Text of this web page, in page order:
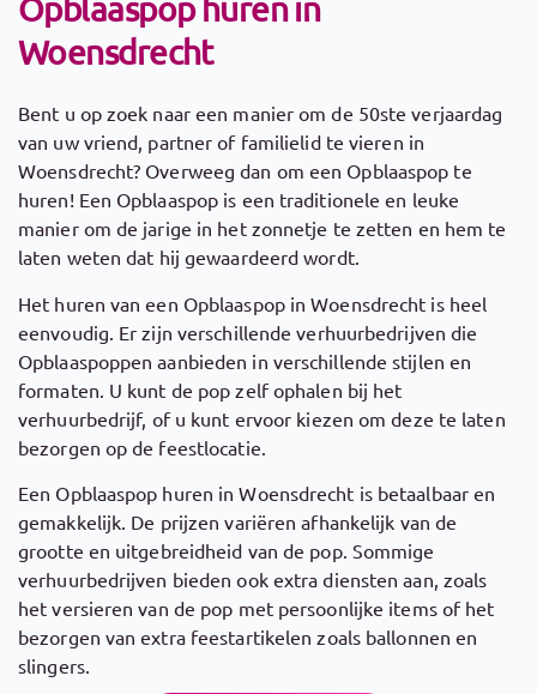
Opblaaspop huren in
Woensdrecht
Bent u op zoek naar een manier om de 50ste verjaardag
van uw vriend, partner of familielid te vieren in
Woensdrecht? Overweeg dan om een Opblaaspop te
huren! Een Opblaaspop is een traditionele en leuke
manier om de jarige in het zonnetje te zetten en hem te
laten weten dat hij gewaardeerd wordt.
Het huren van een Opblaaspop in Woensdrecht is heel
eenvoudig. Er zijn verschillende verhuurbedrijven die
Opblaaspoppen aanbieden in verschillende stijlen en
formaten. U kunt de pop zelf ophalen bij het
verhuurbedrijf, of u kunt ervoor kiezen om deze te laten
bezorgen op de feestlocatie.
Een Opblaaspop huren in Woensdrecht is betaalbaar en
gemakkelijk. De prijzen variëren afhankelijk van de
grootte en uitgebreidheid van de pop. Sommige
verhuurbedrijven bieden ook extra diensten aan, zoals
het versieren van de pop met persoonlijke items of het
bezorgen van extra feestartikelen zoals ballonnen en
slingers.